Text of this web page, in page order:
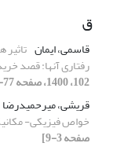
ق
قاسمی، ایمان
رفتاری آنها: قصد
102، 1400، صفحه 77-91]
قریشی، میرحمیدرضا
خواص فیزیکی-
صفحه 3-9]